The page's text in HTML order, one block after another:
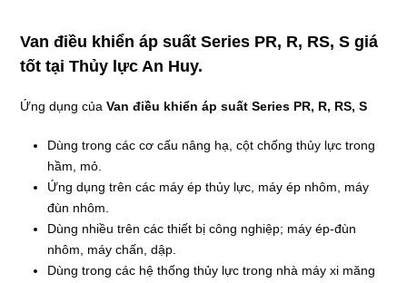
Van điều khiển áp suất Series PR, R, RS, S giá
tốt tại Thủy lực An Huy.
Ứng dụng củaVan điều khiển áp suất Series PR, R, RS, S
Dùng trong các cơ cấu nâng hạ, cột chống thủy lực trong
hầm, mỏ.
Ứng dụng trên các máy ép thủy lực, máy ép nhôm, máy
đùn nhôm.
Dùng nhiều trên các thiết bị công nghiệp; máy ép-đùn
nhôm, máy chấn, dập.
Dùng trong các hệ thống thủy lực trong nhà máy xi măng